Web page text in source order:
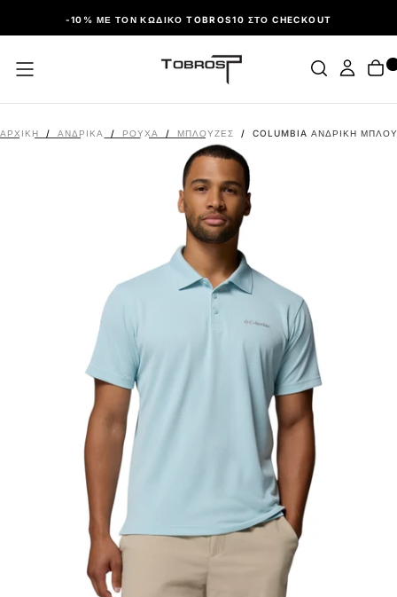
ΠΑΡΆΛΕΙΨΗ-10% ΜΕ ΤΟΝ ΚΩΔΙΚΌ TOBROS10 ΣΤΟ CHECKOUT
ΑΡΧΙΚΉ / ΑΝΔΡΙΚΑ / ΡΟΎΧΑ / ΜΠΛΟΎΖΕΣ / COLUMBIA ΑΝΔΡΙΚΉ